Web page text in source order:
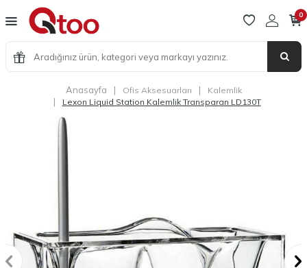
0
Anasayfa | Ofis Aksesuarları | Kalemlik
| Lexon Liquid Station Kalemlik Transparan LD130T